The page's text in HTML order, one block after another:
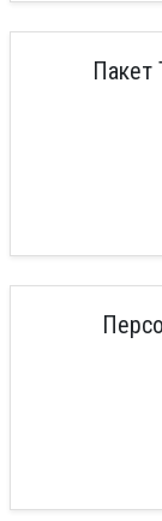
Пакет